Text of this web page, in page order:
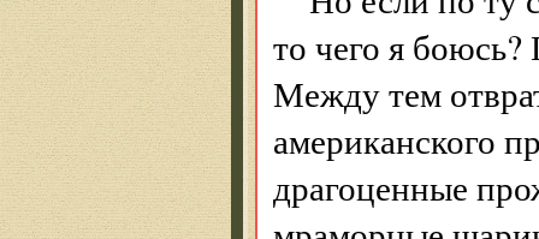
то чего я
Между тем
американского
драгоценные